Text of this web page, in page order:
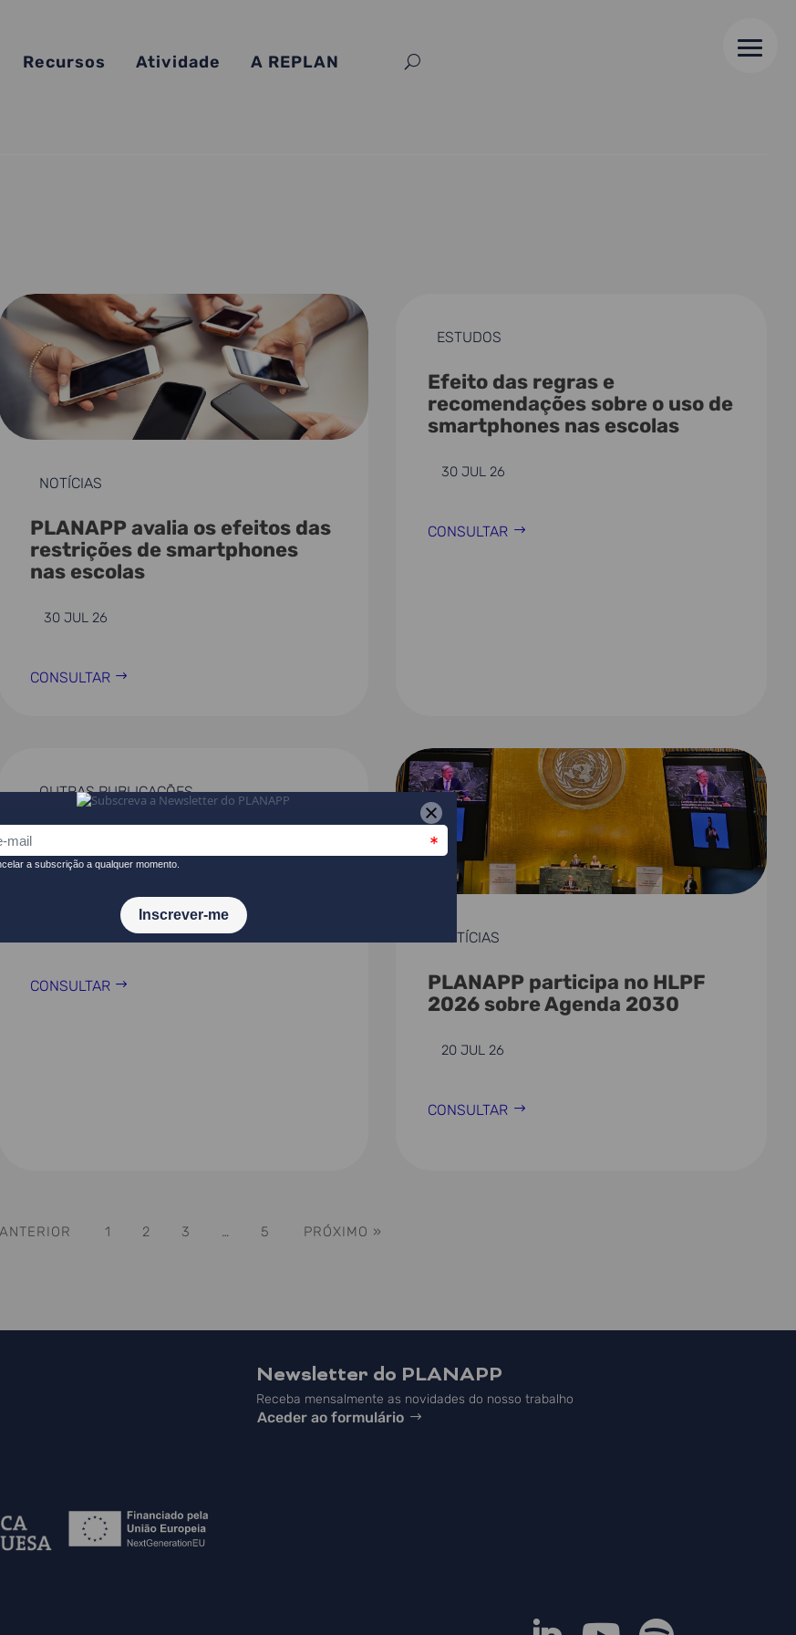
Recursos Atividade A REPLAN
NOTÍCIAS
PLANAPP avalia os efeitos das
restrições de smartphones
nas escolas
30 JUL 26
CONSULTAR
ESTUDOS
Efeito das regras e
recomendações sobre o uso de
smartphones nas escolas
30 JUL 26
CONSULTAR
OUTRAS PUBLICAÇÕES
Roteiro Nacional para o
Desenvolvimento Sustentável
CONSULTAR
NOTÍCIAS
PLANAPP participa no HLPF
2026 sobre Agenda 2030
20 JUL 26
CONSULTAR
1 2 3 … 5 PRÓXIMO »
Newsletter do PLANAPP
Receba mensalmente as novidades do nosso trabalho
Aceder ao formulário